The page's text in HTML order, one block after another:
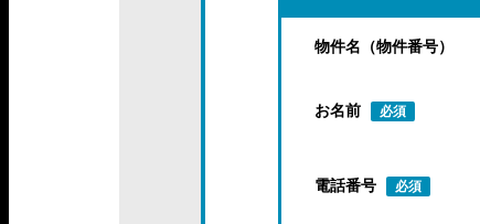
物件名（物件番号）
お名前 必須
電話番号 必須